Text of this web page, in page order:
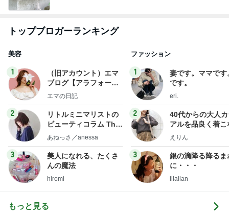
トップブロガーランキング
美容
1
（旧アカウント）エマ
ブログ【アラフォー会
社売却セカンドライ
エマの日記
2
リトルミニマリストの
ビューティコラム The
little minimalist's bea
あねっさ／anessa
3
美人になれる、たくさ
んの魔法
hiromi
ファッション
1
妻です。ママです
です。
eri.
2
40代からの大人
アルを品良く着こ
ファッションブロ
えりん
3
銀の滴降る降るま
に・・・
illallan
もっと見る